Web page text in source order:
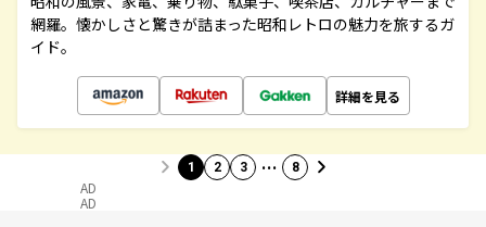
網羅。懐かしさと驚きが詰まった昭和レトロの魅力を旅するガ
イド。
詳細を見る
1 2 3 … 8
AD
AD